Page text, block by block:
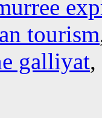
tourism
galliyat,